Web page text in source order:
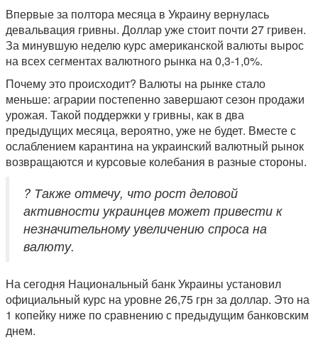
Впервые за полтора месяца в Украину вернулась
девальвация гривны. Доллар уже стоит почти 27 гривен.
За минувшую неделю курс американской валюты вырос
на всех сегментах валютного рынка на 0,3-1,0%.
Почему это происходит? Валюты на рынке стало
меньше: аграрии постепенно завершают сезон продажи
урожая. Такой поддержки у гривны, как в два
предыдущих месяца, вероятно, уже не будет. Вместе с
ослаблением карантина на украинский валютный рынок
возвращаются и курсовые колебания в разные стороны.
? Также отмечу, что рост деловой
активности украинцев может привести к
незначительному увеличению спроса на
валюту.
На сегодня Национальный банк Украины установил
официальный курс на уровне 26,75 грн за доллар. Это на
1 копейку ниже по сравнению с предыдущим банковским
днем.